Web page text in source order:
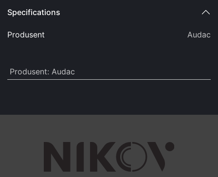
Specifications
Produsent Audac
Produsent: Audac